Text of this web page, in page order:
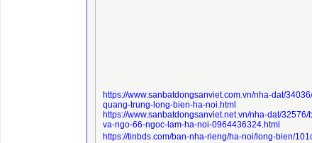
https://www.sanbatdongsanviet.com.vn/nha-dat/
quang-trung-long-bien-ha-noi.html
https://www.sanbatdongsanviet.net.vn/nha-dat/
va-ngo-66-ngoc-lam-ha-noi-0964436324.html
https://tinbds.com/ban-nha-rieng/ha-noi/long-bien/